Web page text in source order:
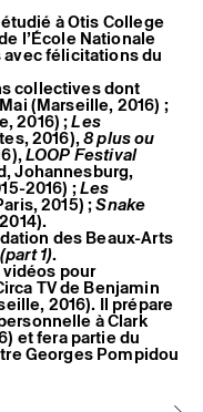
à Otis College
l’École Nationale
avec félicitations du
collectives dont
(Marseille, 2016) ;
2016) ;Les
2016),8 plus ou
LOOP Festival
Johannesburg,
2016) ;Les
2015) ;Snake
des Beaux-Arts
1).
pour
TV de Benjamin
2016). Il prépare
à Clark
et fera partie du
Georges Pompidou